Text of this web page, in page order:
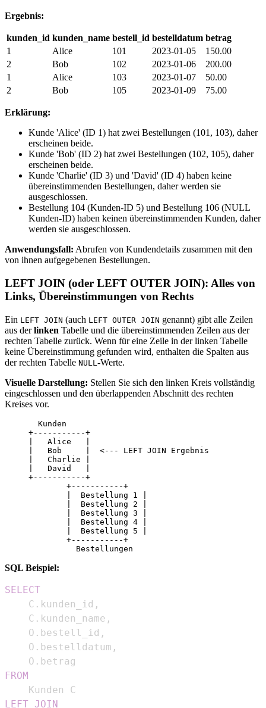
Ergebnis:
kunden_id kunden_name bestell_id bestelldatum betrag
1
Alice 101 2023-01-05
150.00
2
Bob 102 2023-01-06
200.00
1
Alice 103 2023-01-07
50.00
2
Bob 105 2023-01-09 75.00
Erklärung:
Kunde 'Alice' (ID 1) hat zwei Bestellungen (101, 103), daher
erscheinen beide.
Kunde 'Bob' (ID 2) hat zwei Bestellungen (102, 105), daher
erscheinen beide.
Kunde 'Charlie' (ID 3) und 'David' (ID 4) haben keine
übereinstimmenden Bestellungen, daher werden sie
ausgeschlossen.
Bestellung 104 (Kunden-ID 5) und Bestellung 106 (NULL
Kunden-ID) haben keinen übereinstimmenden Kunden, daher
werden sie ausgeschlossen.
Anwendungsfall: Abrufen von Kundendetails zusammen mit den
von ihnen aufgegebenen Bestellungen.
LEFT JOIN (oder LEFT OUTER JOIN): Alles von
Links, Übereinstimmungen von Rechts
Ein LEFT JOIN (auch LEFT OUTER JOIN genannt) gibt alle Zeilen
aus derlinken Tabelle und die übereinstimmenden Zeilen aus der
rechten Tabelle zurück. Wenn für eine Zeile in der linken Tabelle
keine Übereinstimmung gefunden wird, enthalten die Spalten aus
der rechten Tabelle NULL -Werte.
Visuelle Darstellung: Stellen Sie sich den linken Kreis vollständig
eingeschlossen und den überlappenden Abschnitt des rechten
Kreises vor.
       Kunden
     +-----------+
     |   Alice   |
     |   Bob     |  <--- LEFT JOIN Ergebnis
     |   Charlie |
     |   David   |
     +-----------+
             +-----------+
             |  Bestellung 1 |
             |  Bestellung 2 |
             |  Bestellung 3 |
             |  Bestellung 4 |
             |  Bestellung 5 |
             +-----------+
SQL Beispiel:
SELECT
    C
. kunden_id ,
    C
. kunden_name ,
    O
. bestell_id ,
    O
. bestelldatum ,
    O
.
FROM
LEFT JOIN